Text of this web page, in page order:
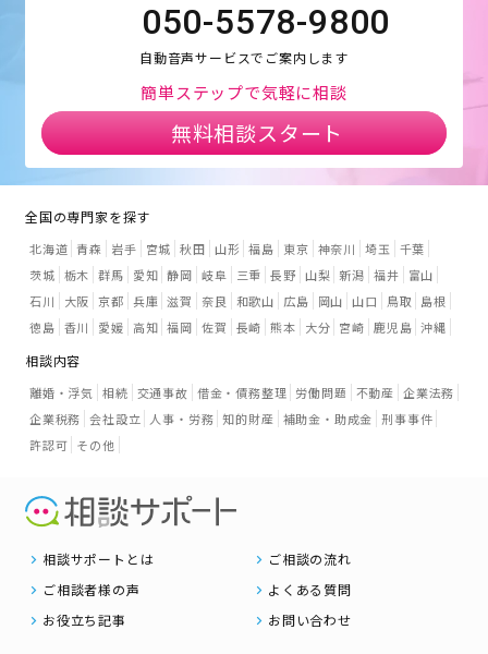
050-5578-9800
自動音声サービスでご案内します
簡単ステップで気軽に相談
無料相談スタート
全国の専門家を探す
北海道 青森 岩手 宮城 秋田 山形 福島 東京 神奈川 埼玉
千葉
茨城 栃木 群馬 愛知 静岡 岐阜 三重 長野 山梨 新潟 福井
富山
石川
大阪 京都 兵庫 滋賀 奈良 和歌山 広島 岡山 山口 鳥取
島根
徳島 香川 愛媛 高知 福岡 佐賀 長崎 熊本 大分 宮崎 鹿児島 沖縄
相談内容
離婚・浮気 相続 交通事故 借金・債務整理 労働問題 不動産 企業法務
企業税務 会社設立 人事・労務 知的財産 補助金・助成金 刑事事件
許認可 その他
相談サポートとは
ご相談の流れ
ご相談者様の声
よくある質問
お役立ち記事
お問い合わせ